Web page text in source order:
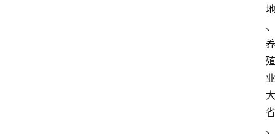
地
、
养
殖
业
大
省
、